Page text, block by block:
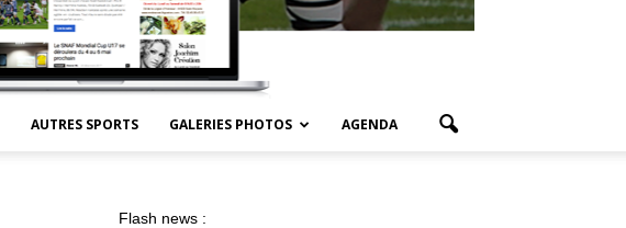
AUTRES SPORTS GALERIES PHOTOS AGENDA
Flash news :